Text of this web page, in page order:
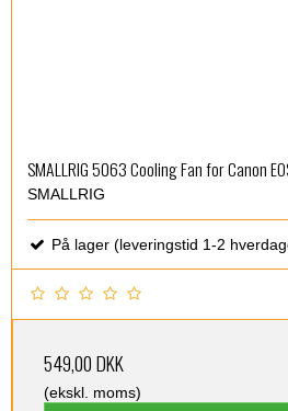
SMALLRIG 5063 Cooling Fan for Canon
SMALLRIG
På lager (leveringstid 1-2
549,00 DKK
(ekskl. moms)